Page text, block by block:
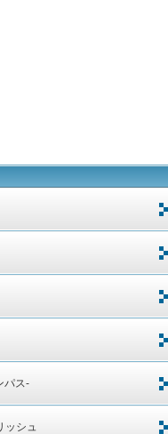
パス-
ッシュ